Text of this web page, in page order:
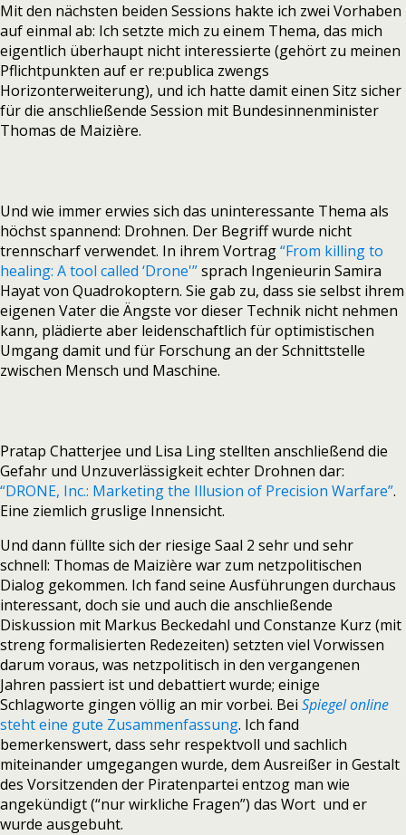
Mit den nächsten beiden Sessions hakte ich zwei Vorhaben
auf einmal ab: Ich setzte mich zu einem Thema, das mich
eigentlich überhaupt nicht interessierte (gehört zu meinen
Pflichtpunkten auf er re:publica zwengs
Horizonterweiterung), und ich hatte damit einen Sitz sicher
für die anschließende Session mit Bundesinnenminister
Thomas de Maizière.
Und wie immer erwies sich das uninteressante Thema als
höchst spannend: Drohnen. Der Begriff wurde nicht
trennscharf verwendet. In ihrem Vortrag“From killing to
healing: A tool called ‘Drone'”sprach Ingenieurin Samira
Hayat von Quadrokoptern. Sie gab zu, dass sie selbst ihrem
eigenen Vater die Ängste vor dieser Technik nicht nehmen
kann, plädierte aber leidenschaftlich für optimistischen
Umgang damit und für Forschung an der Schnittstelle
zwischen Mensch und Maschine.
Pratap Chatterjee und Lisa Ling stellten anschließend die
Gefahr und Unzuverlässigkeit echter Drohnen dar:
“DRONE, Inc.: Marketing the Illusion of Precision Warfare”.
Eine ziemlich gruslige Innensicht.
Und dann füllte sich der riesige Saal 2 sehr und sehr
schnell: Thomas de Maizière war zum netzpolitischen
Dialog gekommen. Ich fand seine Ausführungen durchaus
interessant, doch sie und auch die anschließende
Diskussion mit Markus Beckedahl und Constanze Kurz (mit
streng formalisierten Redezeiten) setzten viel Vorwissen
darum voraus, was netzpolitisch in den vergangenen
Jahren passiert ist und debattiert wurde; einige
Schlagworte gingen völlig an mir vorbei. Bei Spiegel online
steht eine gute Zusammenfassung. Ich fand
bemerkenswert, dass sehr respektvoll und sachlich
miteinander umgegangen wurde, dem Ausreißer in Gestalt
des Vorsitzenden der Piratenpartei entzog man wie
angekündigt (“nur wirkliche Fragen”) das Wort und er
wurde ausgebuht.